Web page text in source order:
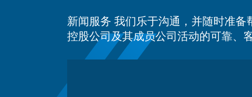
新闻服务 我们乐于沟通，并随时准备
控股公司及其成员公司活动的可靠、